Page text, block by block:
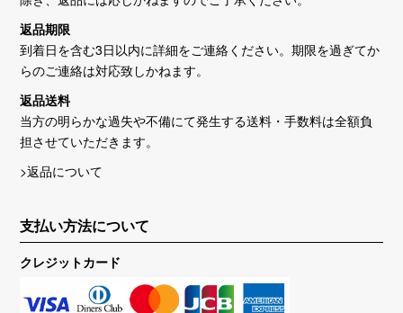
返品期限
到着日を含む3日以内に詳細をご連絡ください。期限を過ぎてか
らのご連絡は対応致しかねます。
返品送料
当方の明らかな過失や不備にて発生する送料・手数料は全額負
担させていただきます。
>返品について
支払い方法について
クレジットカード